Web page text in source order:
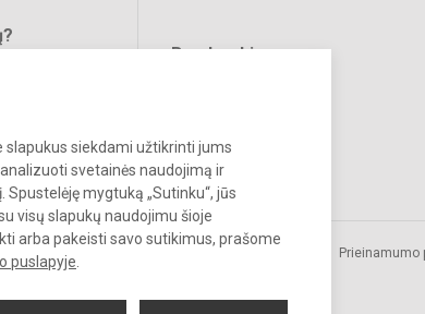
slapukus siekdami užtikrinti jums
svetainės naudojimą ir
mygtuką „Sutinku“, jūs
visų slapukų naudojimu šioje
arba pakeisti savo sutikimus, prašome
puslapyje
Bendraukime
mokykla. Visos teisės saugomos.
vadovybės sutikimo griežtai
Prieinamumo